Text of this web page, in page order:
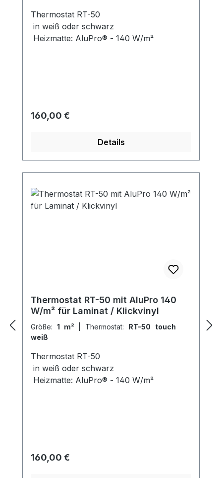
Thermostat RT-50
in weiß oder schwarz
Heizmatte: AluPro® - 140 W/m²
Regulärer Preis:
160,00 €
Details
Thermostat RT-50 mit AluPro 140
W/m² für Laminat / Klickvinyl
Größe: 1 m² Thermostat: RT-50 touch
weiß
Thermostat RT-50
in weiß oder schwarz
Heizmatte: AluPro® - 140 W/m²
Regulärer Preis:
160,00 €